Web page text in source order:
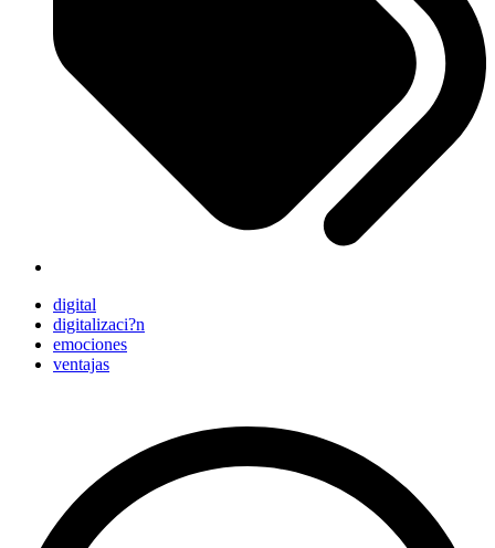
digital
digitalizaci?n
emociones
ventajas